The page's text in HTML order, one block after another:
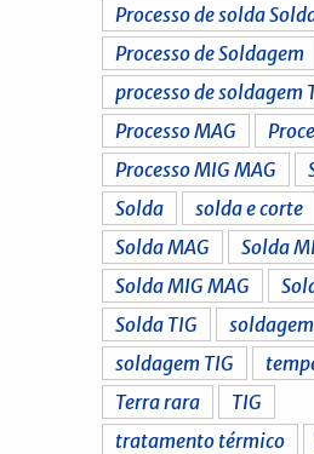
Processo de solda
Processo de Soldagem
processo de soldagem
Processo MAG
Processo MIG MAG
Solda
solda e corte
Solda MAG
Solda
Solda MIG MAG
Solda TIG
soldagem
soldagem TIG
Terra rara
TIG
tratamento térmico